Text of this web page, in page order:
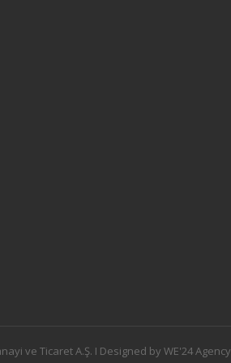
ve Ticaret A.Ş. I Designed by WE'24 Agency